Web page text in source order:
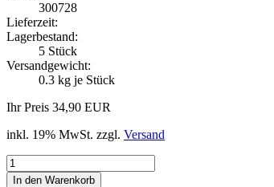
300728
Lieferzeit:
Lagerbestand:
5 Stück
Versandgewicht:
0.3 kg je Stück
Ihr Preis 34,90 EUR
inkl. 19% MwSt. zzgl. Versand